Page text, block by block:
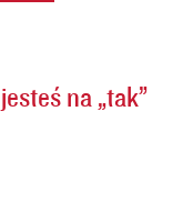
na „tak”